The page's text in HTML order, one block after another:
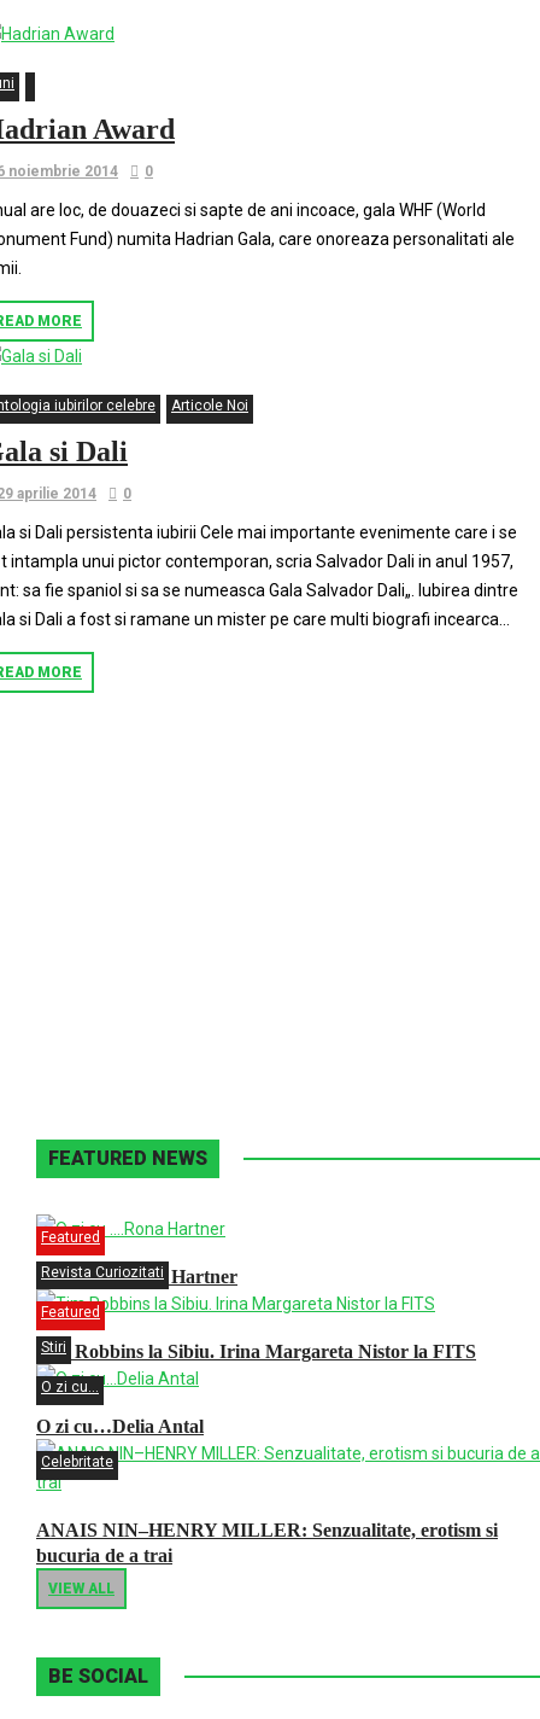
Award
noiembrie 2014 0
are loc, de douazeci si sapte de ani incoace, gala WHF (World
Fund) numita Hadrian Gala, care onoreaza personalitati ale
MORE
iubirilor celebre Articole Noi
si Dali
aprilie 2014 0
si Dali persistenta iubirii Cele mai importante evenimente care i se
intampla unui pictor contemporan, scria Salvador Dali in anul 1957,
sa fie spaniol si sa se numeasca Gala Salvador Dali„. Iubirea dintre
si Dali a fost si ramane un mister pe care multi biografi incearca...
MORE
FEATURED NEWS
Featured
Revista Curiozitati
O zi cu ….Rona Hartner
Featured
Stiri
Tim Robbins la Sibiu. Irina Margareta Nistor la FITS
O zi cu...
O zi cu…Delia Antal
Celebritate
ANAIS NIN–HENRY MILLER: Senzualitate, erotism si
bucuria de a trai
VIEW ALL
BE SOCIAL